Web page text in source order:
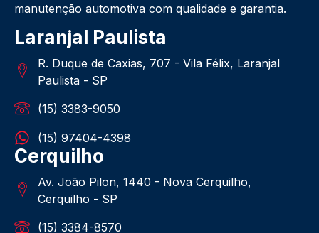
manutenção automotiva com qualidade e garantia.
Laranjal Paulista
R. Duque de Caxias, 707 - Vila Félix, Laranjal
Paulista - SP
(15) 3383-9050
(15) 97404-4398
Cerquilho
Av. João Pilon, 1440 - Nova Cerquilho,
Cerquilho - SP
(15) 3384-8570